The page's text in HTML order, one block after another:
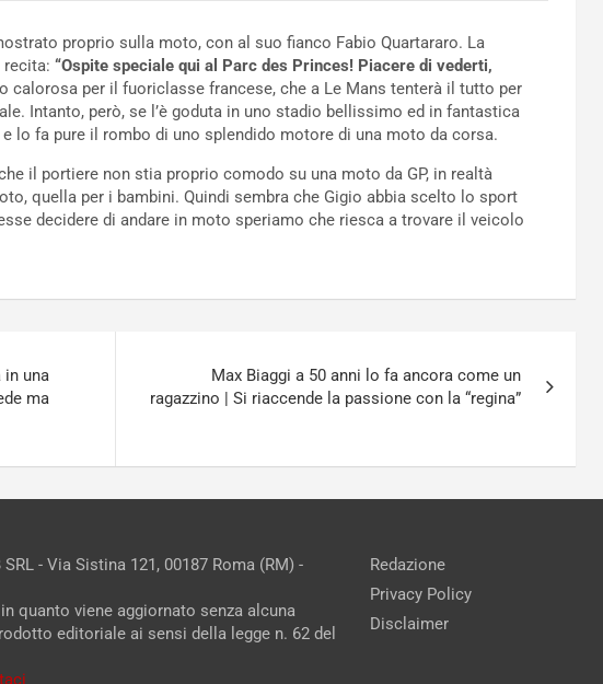
proprio sulla moto, con al suo fianco Fabio Quartararo. La
“Ospite speciale qui al Parc des Princes! Piacere di vederti,
calorosa per il fuoriclasse francese, che a Le Mans tenterà il tutto per
Intanto, però, se l’è goduta in uno stadio bellissimo ed in fantastica
lo fa pure il rombo di uno splendido motore di una moto da corsa.
il portiere non stia proprio comodo su una moto da GP, in realtà
quella per i bambini. Quindi sembra che Gigio abbia scelto lo sport
decidere di andare in moto speriamo che riesca a trovare il veicolo
in una
ma
Max Biaggi a 50 anni lo fa ancora come un
ragazzino | Si riaccende la passione con la “regina”
- Via Sistina 121, 00187 Roma (RM) -
quanto viene aggiornato senza alcuna
editoriale ai sensi della legge n. 62 del
Redazione
Privacy Policy
Disclaimer